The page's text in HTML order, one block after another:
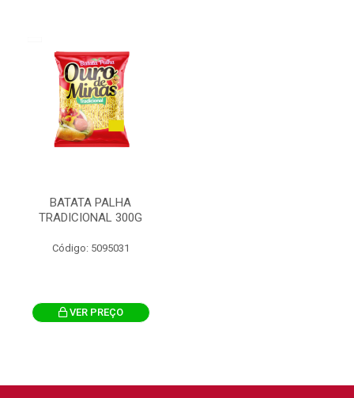
BATATA PALHA
TRADICIONAL 300G
Código: 5095031
VER PREÇO